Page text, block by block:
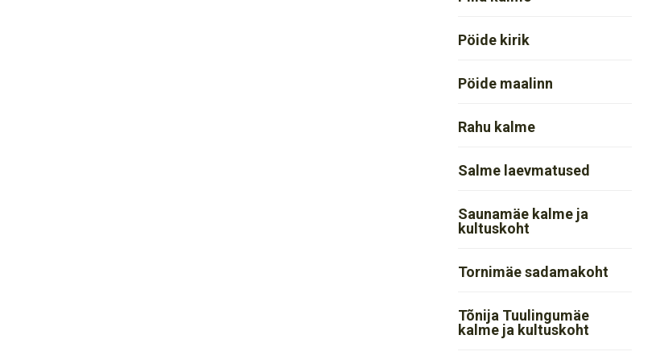
Pöide kirik
Pöide maalinn
Rahu kalme
Salme laevmatused
Saunamäe kalme ja
kultuskoht
Tornimäe sadamakoht
Tõnija Tuulingumäe
kalme ja kultuskoht